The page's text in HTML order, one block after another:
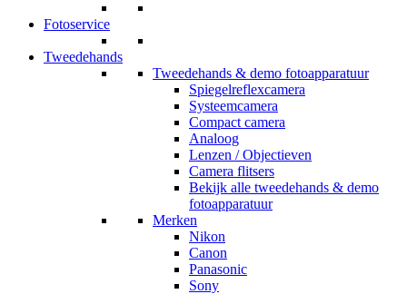
Fotoservice
Tweedehands
Tweedehands & demo fotoapparatuur
Spiegelreflexcamera
Systeemcamera
Compact camera
Analoog
Lenzen / Objectieven
Camera flitsers
Bekijk alle tweedehands & demo
fotoapparatuur
Merken
Nikon
Canon
Panasonic
Sony